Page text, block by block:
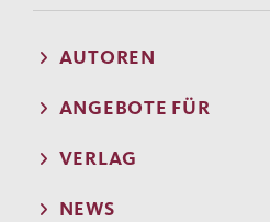
AUTOREN
ANGEBOTE FÜR
VERLAG
NEWS